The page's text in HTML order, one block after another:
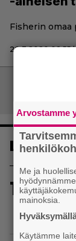
Fisherin omaa
20.3.2020 08:55
1
Sony
aikoo silti
Arvostamme
Me ja
mainoksia.
Käytämme